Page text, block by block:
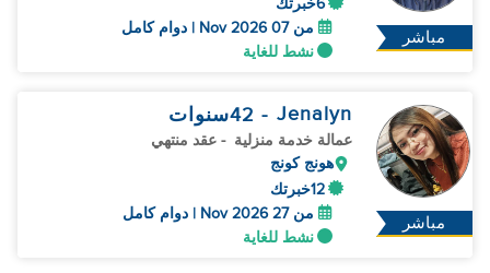
مباشر
6خبرتك
من 07 Nov 2026 | دوام كامل
نشط للغاية
مباشر
Jenalyn
- 42 سنوات
عمالة خدمة منزلية - عقد منتهي
هونج كونج
12خبرتك
من 27 Nov 2026 | دوام كامل
نشط للغاية